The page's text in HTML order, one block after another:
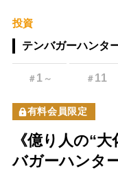
投資
テンバガーハンタ
＃ 1 ～ ＃ 11
有料会員限定
《億り人の“
バガーハンタ